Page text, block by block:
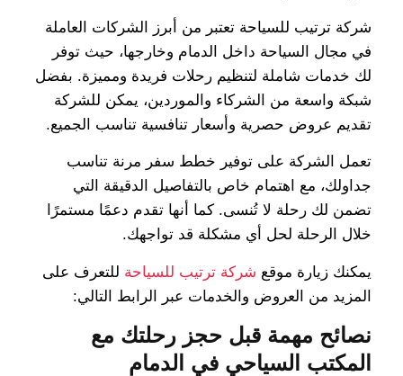
شركة ترتيب للسياحة تعتبر من أبرز الشركات العاملة
في مجال السياحة داخل الدمام وخارجها، حيث توفر
لك خدمات شاملة لتنظيم رحلات فريدة ومميزة. بفضل
شبكة واسعة من الشركاء والموردين، يمكن للشركة
تقديم عروض حصرية وأسعار تنافسية تناسب الجميع.
تعمل الشركة على توفير خطط سفر مرنة تناسب
جداولك، مع اهتمام خاص بالتفاصيل الدقيقة التي
تضمن لك رحلة لا تُنسى. كما أنها تقدم دعمًا مستمرًا
خلال الرحلة لحل أي مشكلة قد تواجهك.
يمكنك زيارة موقع شركة ترتيب للسياحة للتعرف على
المزيد من العروض والخدمات عبر الرابط التالي:
نصائح مهمة قبل حجز رحلتك مع
المكتب السياحي في الدمام